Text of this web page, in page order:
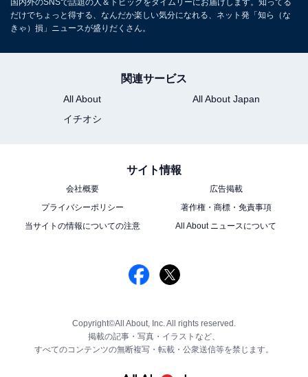
だけでちょっと得する、なんだか楽しい気分になれる、ネット発「知ら（な
きゃ）損」ニュースが盛りだくさん。
関連サービス
All About
All About Japan
イチオシ
サイト情報
会社概要
広告掲載
プライバシーポリシー
著作権・商標・免責事項
当サイトの情報についての注意
All About ニュースについて
Copyright©All About, Inc. All rights reserved.
掲載の記事・写真・イラストなど、
すべてのコンテンツの無断複写・転載・公衆送信等を禁じます。